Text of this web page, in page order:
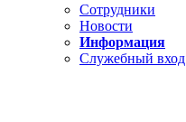
Сотрудники
Новости
Информация
Служебный вход